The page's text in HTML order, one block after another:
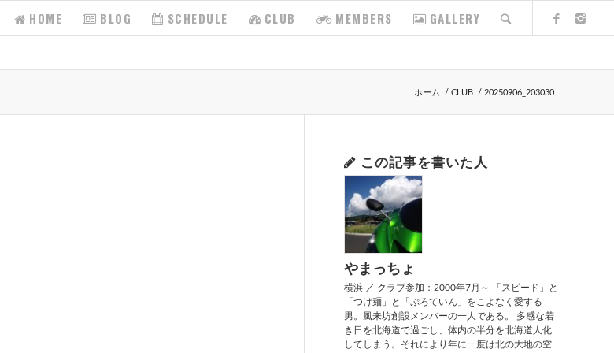
HOME BLOG SCHEDULE CLUB MEMBERS GALLERY
ホーム / CLUB / 20250906_203030
この記事を書いた人
やまっちょ
横浜 ／ クラブ参加：2000年7月～ 「スピード」と
「つけ麺」と「ぷろていん」をこよなく愛する
男。風来坊創設メンバーの一人である。 多感な若
き日を北海道で過ごし、体内の半分を北海道人化
してしまう。それにより年に一度は北の大地の空